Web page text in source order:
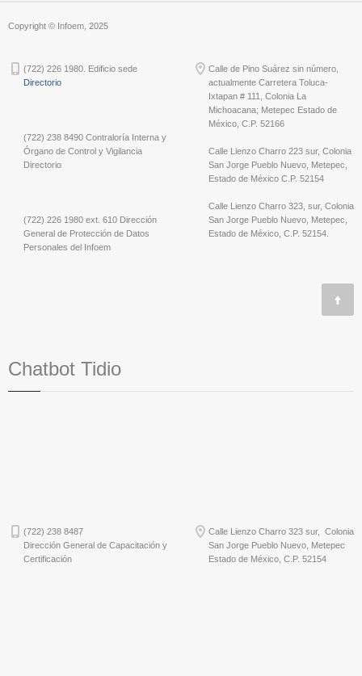
Copyright © Infoem, 2025
(722) 226 1980. Edificio sede
Directorio
(722) 238 8490 Contraloría Interna y
Órgano de Control y Vigilancia
Directorio
(722) 226 1980 ext. 610 Dirección
General de Protección de Datos
Personales del Infoem
Calle de Pino Suárez sin número,
actualmente Carretera Toluca-
Ixtapan # 111, Colonia La
Michoacana; Metepec Estado de
México, C.P. 52166
Calle Lienzo Charro 223 sur, Colonia
San Jorge Pueblo Nuevo, Metepec,
Estado de México C.P. 52154
Calle Lienzo Charro 323, sur, Colonia
San Jorge Pueblo Nuevo, Metepec,
Estado de México, C.P. 52154.
Chatbot Tidio
(722) 238 8487
Dirección General de Capacitación y
Certificación
Calle Lienzo Charro 323 sur, Colonia
San Jorge Pueblo Nuevo, Metepec
Estado de México, C.P. 52154